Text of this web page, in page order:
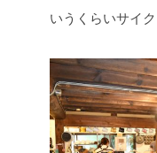
いうくらいサイ